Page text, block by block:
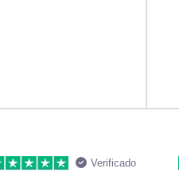
Verificado